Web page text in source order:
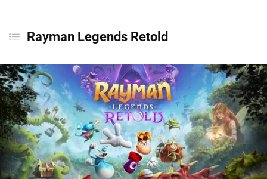
Rayman Legends Retold